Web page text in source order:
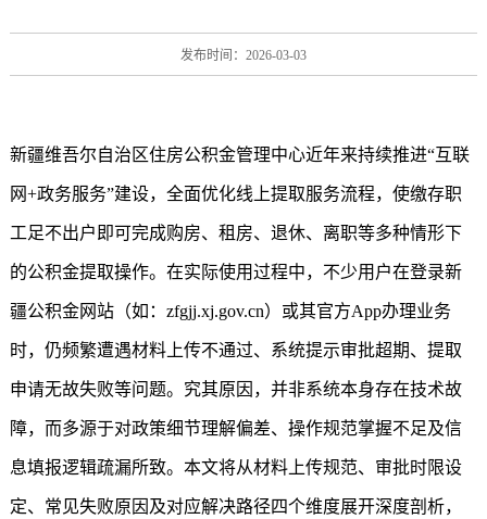
发布时间：2026-03-03
新疆维吾尔自治区住房公积金管理中心近年来持续推进“互联
网+政务服务”建设，全面优化线上提取服务流程，使缴存职
工足不出户即可完成购房、租房、退休、离职等多种情形下
的公积金提取操作。在实际使用过程中，不少用户在登录新
疆公积金网站（如：zfgjj.xj.gov.cn）或其官方App办理业务
时，仍频繁遭遇材料上传不通过、系统提示审批超期、提取
申请无故失败等问题。究其原因，并非系统本身存在技术故
障，而多源于对政策细节理解偏差、操作规范掌握不足及信
息填报逻辑疏漏所致。本文将从材料上传规范、审批时限设
定、常见失败原因及对应解决路径四个维度展开深度剖析，